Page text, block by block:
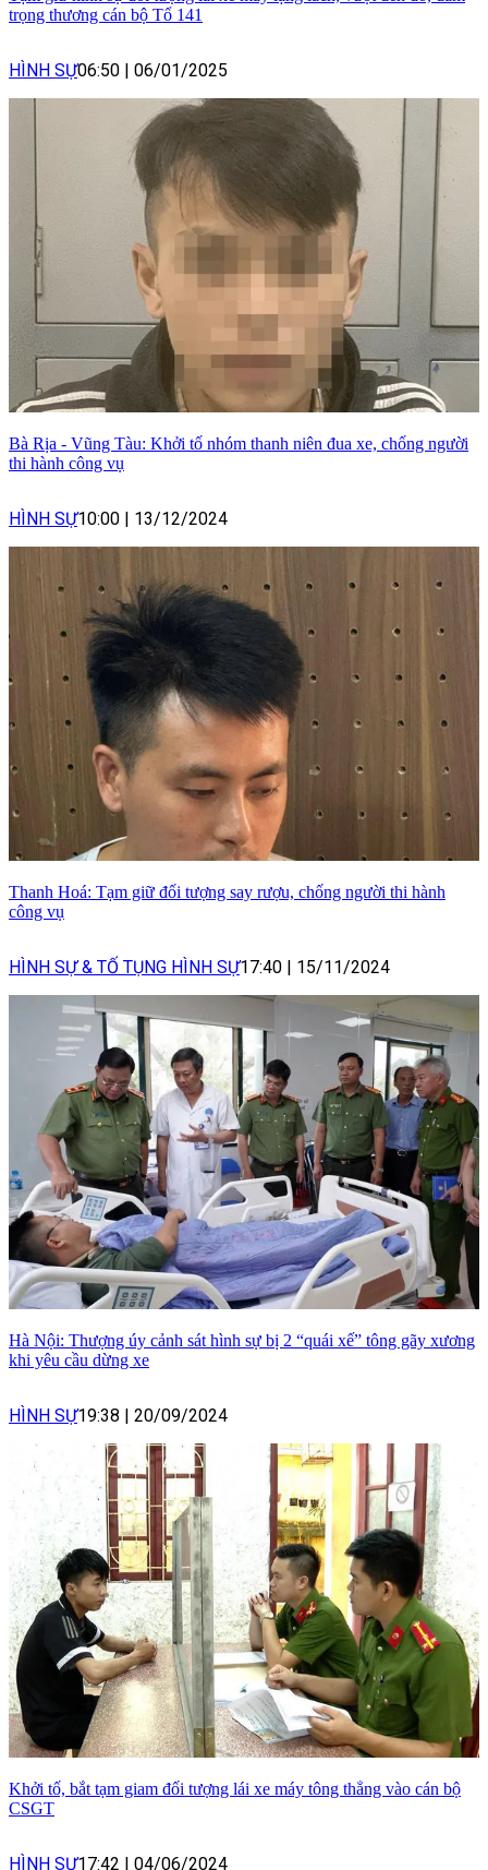
trọng thương cán bộ Tổ 141
HÌNH SỰ06:50 | 06/01/2025
Bà Rịa - Vũng Tàu: Khởi tố nhóm thanh niên đua xe, chống người
thi hành công vụ
HÌNH SỰ10:00 | 13/12/2024
Thanh Hoá: Tạm giữ đối tượng say rượu, chống người thi hành
công vụ
HÌNH SỰ & TỐ TỤNG HÌNH SỰ17:40 | 15/11/2024
Hà Nội: Thượng úy cảnh sát hình sự bị 2 “quái xế” tông gãy xương
khi yêu cầu dừng xe
HÌNH SỰ19:38 | 20/09/2024
Khởi tố, bắt tạm giam đối tượng lái xe máy tông thẳng vào cán bộ
CSGT
HÌNH SỰ17:42 | 04/06/2024